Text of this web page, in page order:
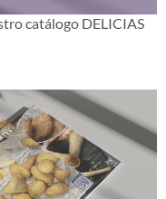
catálogo DELICIAS